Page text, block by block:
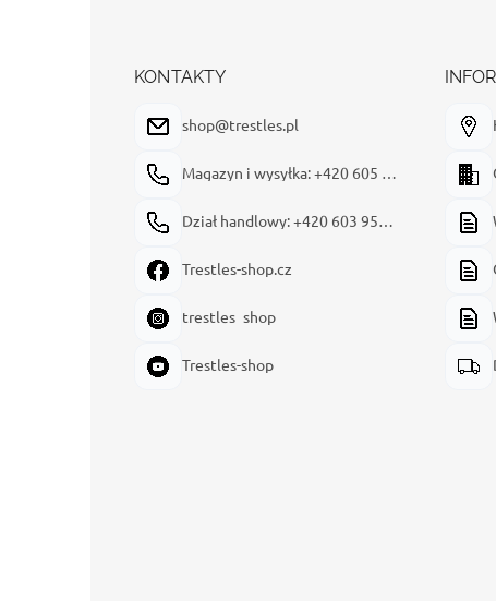
KONTAKTY
shop@trestles.pl
Magazyn i wysyłka: +420 605 180 144
Dział handlowy: +420 603 954 949
Trestles-shop.cz
trestles_shop
Trestles-shop